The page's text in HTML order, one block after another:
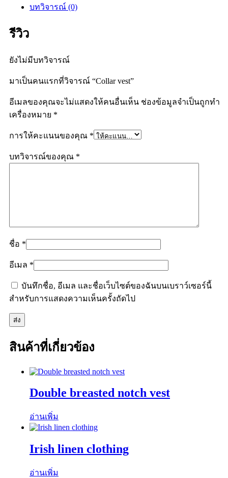
บทวิจารณ์ (0)
รีวิว
ยังไม่มีบทวิจารณ์
มาเป็นคนแรกที่วิจารณ์ “Collar vest”
อีเมลของคุณจะไม่แสดงให้คนอื่นเห็น ช่องข้อมูลจำเป็นถูกทำ
เครื่องหมาย *
การให้คะแนนของคุณ *
บทวิจารณ์ของคุณ *
ชื่อ *
อีเมล *
บันทึกชื่อ, อีเมล และชื่อเว็บไซต์ของฉันบนเบราว์เซอร์นี้
สำหรับการแสดงความเห็นครั้งถัดไป
สินค้าที่เกี่ยวข้อง
Double breasted notch vest
อ่านเพิ่ม
Irish linen clothing
อ่านเพิ่ม